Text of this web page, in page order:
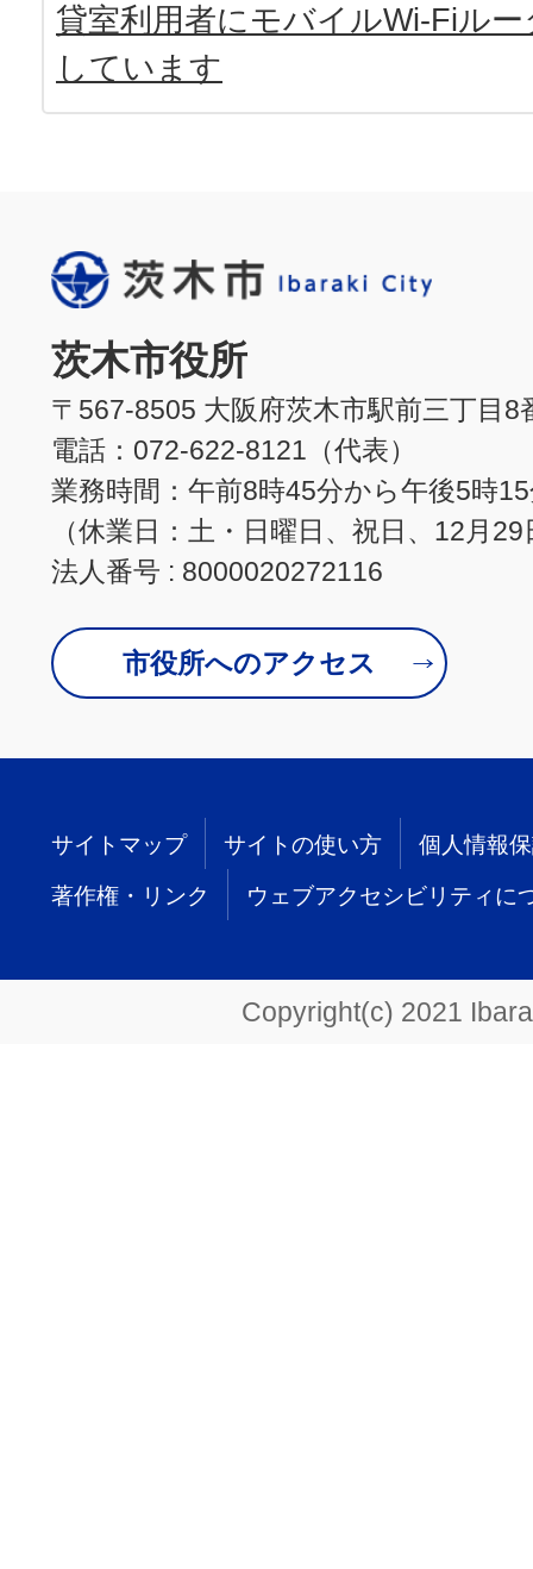
貸室利用者にモバイルWi-Fiル
しています
茨木市役所
〒567-8505 大阪府茨木市駅前三丁目8
電話：072-622-8121（代表）
業務時間：午前8時45分から午後5時
（休業日：土・日曜日、祝日、12月
法人番号 : 8000020272116
市役所へのアクセス
サイトマップ サイトの使い方 個人情報
著作権・リンク ウェブアクセシビリティに
Copyright(c) 2021